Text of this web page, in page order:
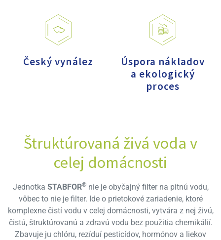
Český vynález
Úspora nákladov
a ekologický
proces
Štruktúrovaná živá voda v
celej domácnosti
Jednotka STABFOR®nie je obyčajný filter na pitnú vodu,
vôbec to nie je filter. Ide o prietokové zariadenie, ktoré
komplexne čistí vodu v celej domácnosti, vytvára z nej živú,
čistú, štruktúrovanú a zdravú vodu bez použitia chemikálií.
Zbavuje ju chlóru, rezíduí pesticídov, hormónov a liekov